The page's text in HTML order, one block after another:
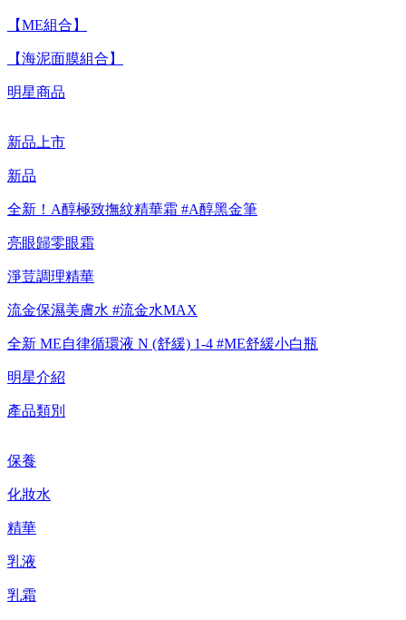
【綁定中信LINE Pay卡享最高6%回饋▼點我了解詳情】
【重要公告】IPSA 無法驗證非官方通路銷售之品牌商品的真實
【ME組合】
【海泥面膜組合】
明星商品
新品上市
新品
全新！A醇極致撫紋精華霜 #A醇黑金筆
亮眼歸零眼霜
淨荳調理精華
流金保濕美膚水 #流金水MAX
全新 ME自律循環液 N (舒緩) 1-4 #ME舒緩小白瓶
明星介紹
產品類別
保養
化妝水
精華
乳液
乳霜